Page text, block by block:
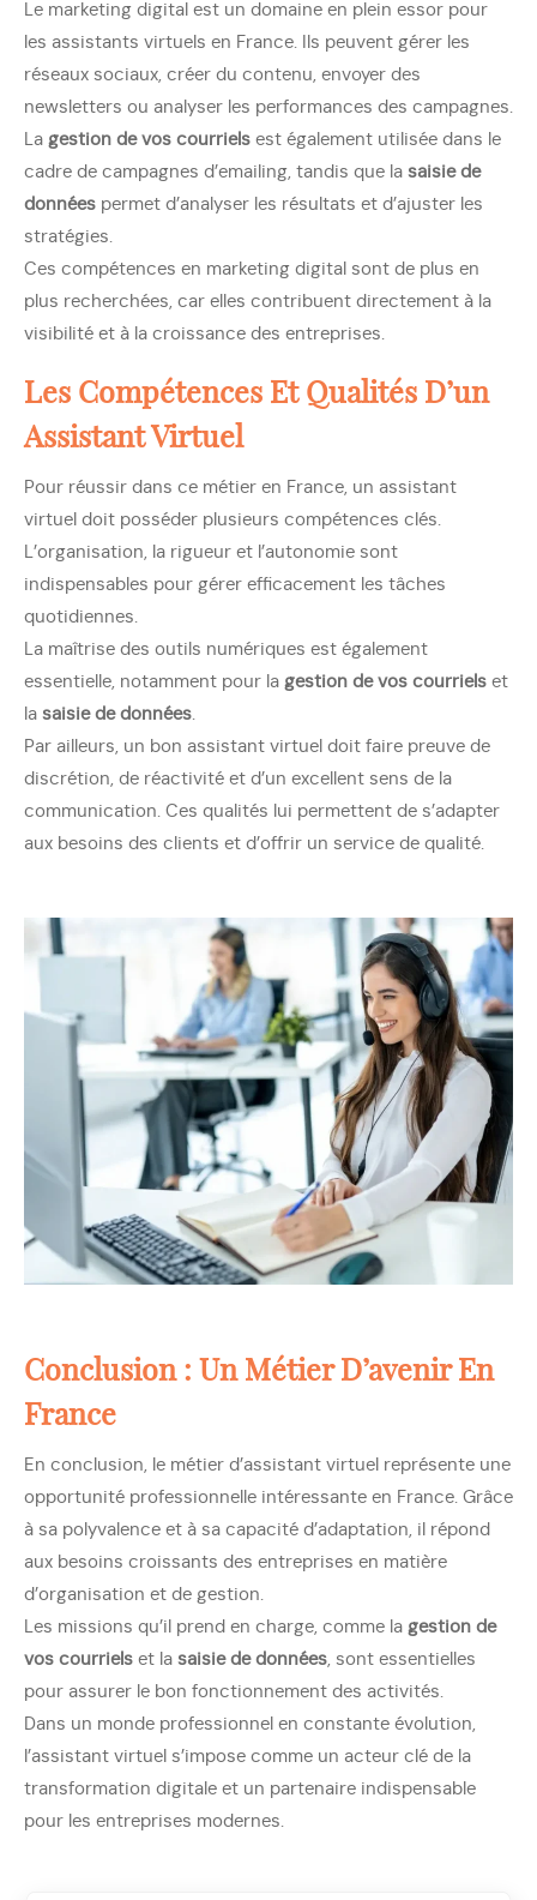
Le marketing digital est un domaine en plein essor pour
les assistants virtuels en France. Ils peuvent gérer les
réseaux sociaux, créer du contenu, envoyer des
newsletters ou analyser les performances des campagnes.
La gestion de vos courriels est également utilisée dans le
cadre de campagnes d’emailing, tandis que la saisie de
données permet d’analyser les résultats et d’ajuster les
stratégies.
Ces compétences en marketing digital sont de plus en
plus recherchées, car elles contribuent directement à la
visibilité et à la croissance des entreprises.
Les Compétences Et Qualités D’un
Assistant Virtuel
Pour réussir dans ce métier en France, un assistant
virtuel doit posséder plusieurs compétences clés.
L’organisation, la rigueur et l’autonomie sont
indispensables pour gérer efficacement les tâches
quotidiennes.
La maîtrise des outils numériques est également
essentielle, notamment pour la gestion de vos courriels et
la saisie de données.
Par ailleurs, un bon assistant virtuel doit faire preuve de
discrétion, de réactivité et d’un excellent sens de la
communication. Ces qualités lui permettent de s’adapter
aux besoins des clients et d’offrir un service de qualité.
Conclusion : Un Métier D’avenir En
France
En conclusion, le métier d’assistant virtuel représente une
opportunité professionnelle intéressante en France. Grâce
à sa polyvalence et à sa capacité d’adaptation, il répond
aux besoins croissants des entreprises en matière
d’organisation et de gestion.
Les missions qu’il prend en charge, comme la gestion de
vos courriels et la saisie de données, sont essentielles
pour assurer le bon fonctionnement des activités.
Dans un monde professionnel en constante évolution,
l’assistant virtuel s’impose comme un acteur clé de la
transformation digitale et un partenaire indispensable
pour les entreprises modernes.